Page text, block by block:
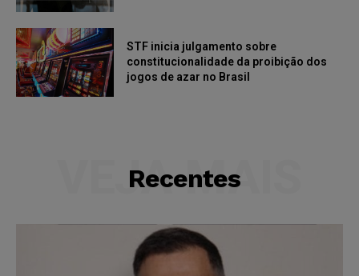
STF inicia julgamento sobre
constitucionalidade da proibição dos
jogos de azar no Brasil
Recentes
VEJA MAIS